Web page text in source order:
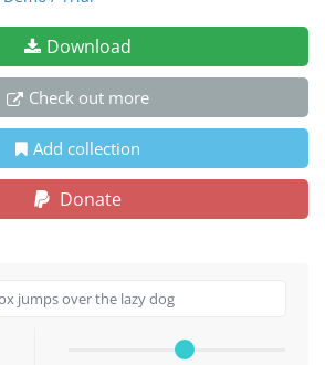
Download
Check out more
Add collection
Donate